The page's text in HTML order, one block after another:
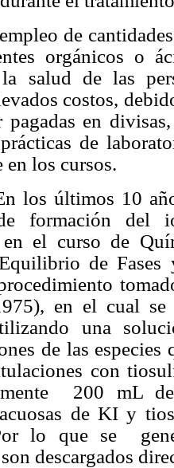
de
orgánicos o
salud de las
costos,
pagadas en
de
en los cursos.
los últimos 10
formación del
el curso de
de Fases
en el cual
una
de las
con
200 mL
de KI y
lo que se
descargados